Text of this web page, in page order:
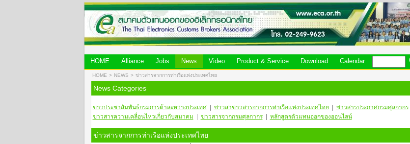
HOME Alliance Jobs News Video Product & Service Download Calendar
HOME > NEWS > ข่าวสารจากการท่าเรือแห่งประเทศไทย
News Categories
ข่าวประชาสัมพันธ์กรมการต้าละหว่างประเทศ| ข่าวสาข่าวสารจากการท่าเรือแห่งประเทศไทย ข่าวสารประกาศกรมศุลกากร|
ข่าวสารความเคลื่อนไหวเกี่ยวกับสมาคม
ข่าวสารจากกรมศุลกากร| หลักสูตรตัวแทนออกของออนไลน์
ข่าวสารจากการท่าเรือแห่งประเทศไทย